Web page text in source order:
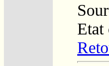
Etat